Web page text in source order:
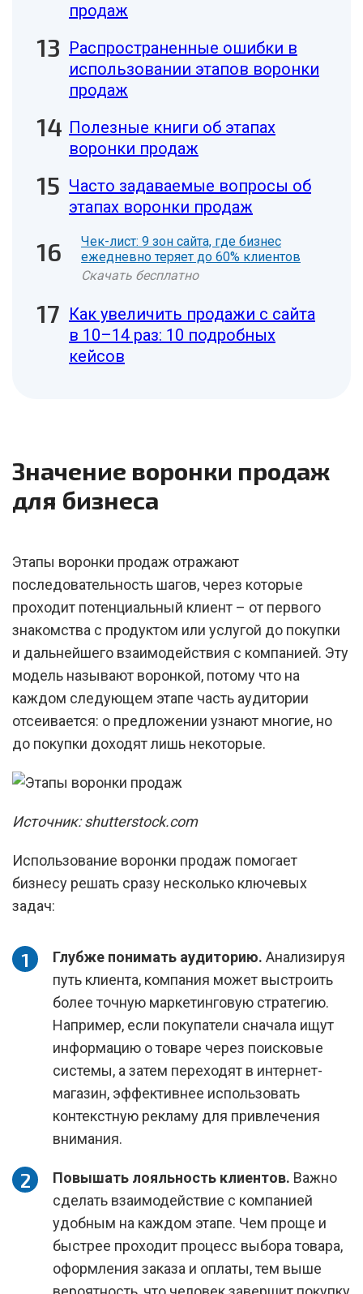
продаж
Распространенные ошибки в
использовании этапов воронки
продаж
Полезные книги об этапах
воронки продаж
Часто задаваемые вопросы об
этапах воронки продаж
Чек-лист: 9 зон сайта, где бизнес
ежедневно теряет до 60% клиентов
Скачать бесплатно
Как увеличить продажи с сайта
в 10–14 раз: 10 подробных
кейсов
Значение воронки продаж
для бизнеса
Этапы воронки продаж отражают
последовательность шагов, через которые
проходит потенциальный клиент – от первого
знакомства с продуктом или услугой до покупки
и дальнейшего взаимодействия с компанией. Эту
модель называют воронкой, потому что на
каждом следующем этапе часть аудитории
отсеивается: о предложении узнают многие, но
до покупки доходят лишь некоторые.
Источник: shutterstock.com
Использование воронки продаж помогает
бизнесу решать сразу несколько ключевых
задач:
Глубже понимать аудиторию. Анализируя
путь клиента, компания может выстроить
более точную маркетинговую стратегию.
Например, если покупатели сначала ищут
информацию о товаре через поисковые
системы, а затем переходят в интернет-
магазин, эффективнее использовать
контекстную рекламу для привлечения
внимания.
Повышать лояльность клиентов. Важно
сделать взаимодействие с компанией
удобным на каждом этапе. Чем проще и
быстрее проходит процесс выбора товара,
оформления заказа и оплаты, тем выше